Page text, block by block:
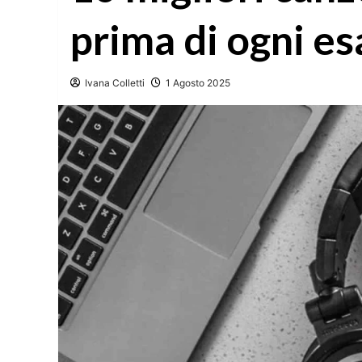
prima di ogni
Ivana Colletti 1 Agosto 2025